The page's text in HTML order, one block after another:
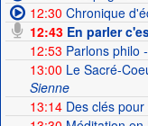
12:30 Chronique
12:43En parler
12:53 Parlons philo
13:00 Le Sacré-
Sienne
13:14Des clés pour